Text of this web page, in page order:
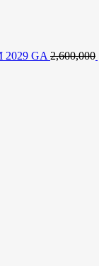
2,600,000